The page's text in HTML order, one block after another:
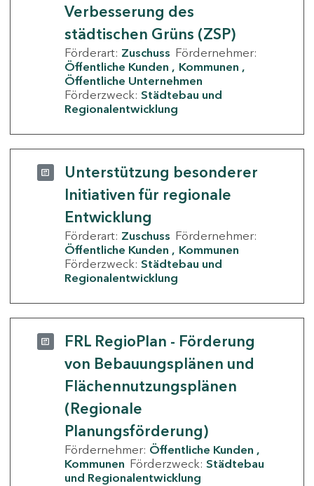
Verbesserung des
städtischen Grüns (ZSP)
Förderart: Zuschuss Fördernehmer:
Öffentliche Kunden
Kommunen
Öffentliche Unternehmen
Förderzweck: Städtebau und
Regionalentwicklung
Unterstützung besonderer
Initiativen für regionale
Entwicklung
Förderart: Zuschuss Fördernehmer:
Öffentliche Kunden
Kommunen
Förderzweck: Städtebau und
Regionalentwicklung
FRL RegioPlan - Förderung
von Bebauungsplänen und
Flächennutzungsplänen
(Regionale
Planungsförderung)
Fördernehmer: Öffentliche Kunden
Kommunen Förderzweck: Städtebau
und Regionalentwicklung